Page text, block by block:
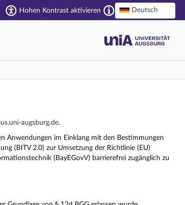
Hohen Kontrast aktivieren Deutsch
augsburg.de.
Anwendungen im Einklang mit den Bestimmungen
(BITV 2.0) zur Umsetzung der Richtlinie (EU)
(BayEGovV) barrierefrei zugänglich zu